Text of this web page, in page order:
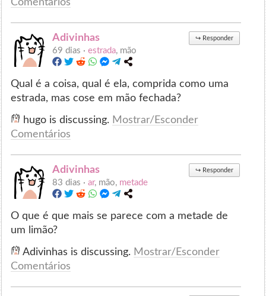
Adivinhas ↪ Responder
69 dias ·estrada, mão
Qual é a coisa, qual é ela, comprida como uma
estrada, mas cose em mão fechada?
hugo is discussing. Mostrar/Esconder
Comentários
Adivinhas ↪ Responder
83 dias ·ar, mão, metade
O que é que mais se parece com a metade de
um limão?
Adivinhas is discussing. Mostrar/Esconder
Comentários